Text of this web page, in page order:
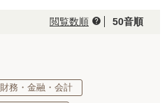
閲覧数順 help 50音順
財務・金融・会計